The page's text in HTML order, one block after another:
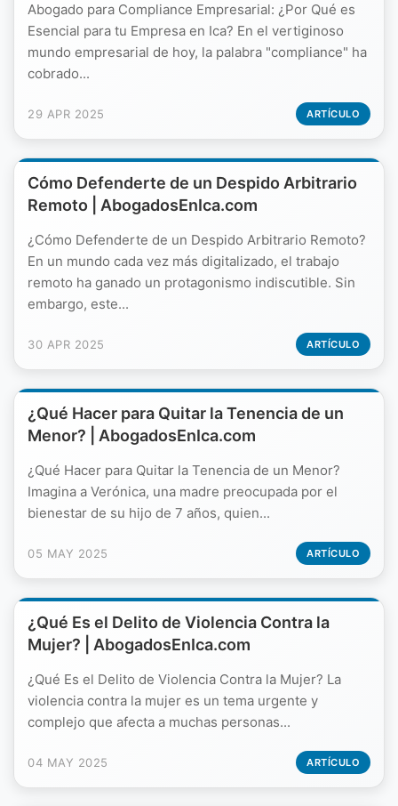
Abogado para Compliance Empresarial: ¿Por Qué es
Esencial para tu Empresa en Ica? En el vertiginoso
mundo empresarial de hoy, la palabra "compliance" ha
cobrado...
29 APR 2025 ARTÍCULO
Cómo Defenderte de un Despido Arbitrario
Remoto | AbogadosEnIca.com
¿Cómo Defenderte de un Despido Arbitrario Remoto?
En un mundo cada vez más digitalizado, el trabajo
remoto ha ganado un protagonismo indiscutible. Sin
embargo, este...
30 APR 2025 ARTÍCULO
¿Qué Hacer para Quitar la Tenencia de un
Menor? | AbogadosEnIca.com
¿Qué Hacer para Quitar la Tenencia de un Menor?
Imagina a Verónica, una madre preocupada por el
bienestar de su hijo de 7 años, quien...
05 MAY 2025 ARTÍCULO
¿Qué Es el Delito de Violencia Contra la
Mujer? | AbogadosEnIca.com
¿Qué Es el Delito de Violencia Contra la Mujer? La
violencia contra la mujer es un tema urgente y
complejo que afecta a muchas personas...
04 MAY 2025 ARTÍCULO